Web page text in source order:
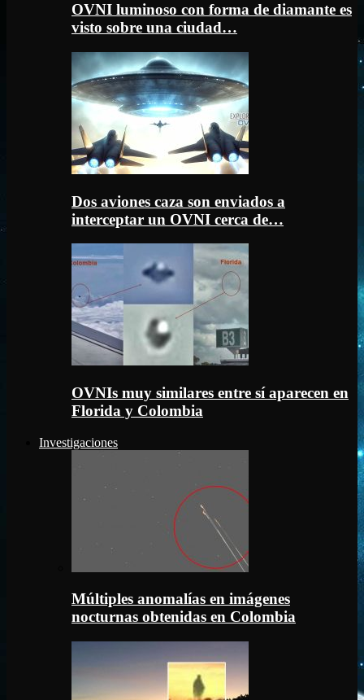
OVNI luminoso con forma de diamante es
visto sobre una ciudad…
Dos aviones caza son enviados a
interceptar un OVNI cerca de…
OVNIs muy similares entre sí aparecen en
Florida y Colombia
Investigaciones
Múltiples anomalías en imágenes
nocturnas obtenidas en Colombia